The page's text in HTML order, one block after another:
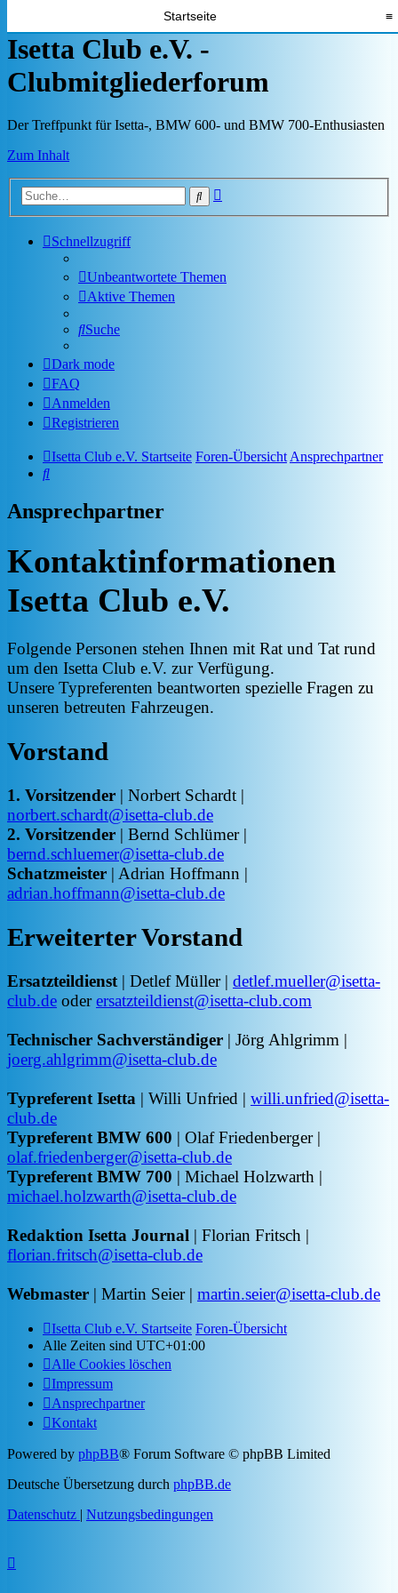
Startseite ≡
Isetta Club e.V. -
Clubmitgliederforum
Der Treffpunkt für Isetta-, BMW 600- und BMW 700-Enthusiasten
Zum Inhalt
Suche
Schnellzugriff
Unbeantwortete Themen
Aktive Themen
Suche
Dark mode
FAQ
Anmelden
Registrieren
Isetta Club e.V. Startseite Foren-Übersicht Ansprechpartner
Suche
Ansprechpartner
Kontaktinformationen
Isetta Club e.V.
Folgende Personen stehen Ihnen mit Rat und Tat rund
um den Isetta Club e.V. zur Verfügung.
Unsere Typreferenten beantworten spezielle Fragen zu
unseren betreuten Fahrzeugen.
Vorstand
1. Vorsitzender | Norbert Schardt |
norbert.schardt@isetta-club.de
2. Vorsitzender | Bernd Schlümer |
bernd.schluemer@isetta-club.de
Schatzmeister | Adrian Hoffmann |
adrian.hoffmann@isetta-club.de
Erweiterter Vorstand
Ersatzteildienst | Detlef Müller | detlef.mueller@isetta-
club.de oderersatzteildienst@isetta-club.com
Technischer Sachverständiger | Jörg Ahlgrimm |
joerg.ahlgrimm@isetta-club.de
Typreferent Isetta | Willi Unfried | willi.unfried@isetta-
club.de
Typreferent BMW 600 | Olaf Friedenberger |
olaf.friedenberger@isetta-club.de
Typreferent BMW 700 | Michael Holzwarth |
michael.holzwarth@isetta-club.de
Redaktion Isetta Journal | Florian Fritsch |
florian.fritsch@isetta-club.de
Webmaster | Martin Seier | martin.seier@isetta-club.de
Isetta Club e.V. Startseite Foren-Übersicht
Alle Zeiten sind UTC+01:00
Alle Cookies löschen
Impressum
Ansprechpartner
Kontakt
Powered by phpBB® Forum Software © phpBB Limited
Deutsche Übersetzung durch phpBB.de
Datenschutz | Nutzungsbedingungen